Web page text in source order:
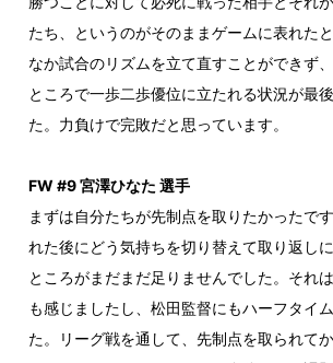
たち、というのがそのままゲームに表れた
なか試合のリズムを立て直すことができず
ところで一歩二歩優位に立たれる状況が最
た。力負けで完敗だと思っています。
FW #9 宮澤ひなた 選手
まずは自分たちが先制点を取りたかったで
れた後にどう気持ちを切り替えて取り返し
ところがまだまだ足りませんでした。それ
も感じましたし、松田監督にもハーフタイ
た。リーグ戦を通して、先制点を取られて